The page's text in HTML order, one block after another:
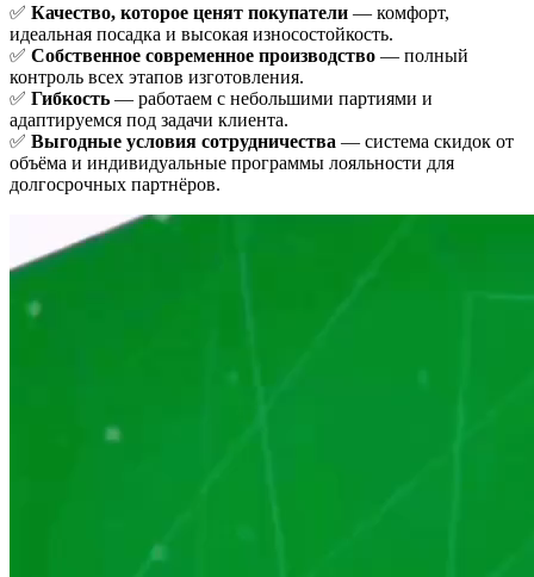
✅ Качество, которое ценят покупатели — комфорт,
идеальная посадка и высокая износостойкость.
✅ Собственное современное производство — полный
контроль всех этапов изготовления.
✅ Гибкость — работаем с небольшими партиями и
адаптируемся под задачи клиента.
✅ Выгодные условия сотрудничества — система скидок от
объёма и индивидуальные программы лояльности для
долгосрочных партнёров.